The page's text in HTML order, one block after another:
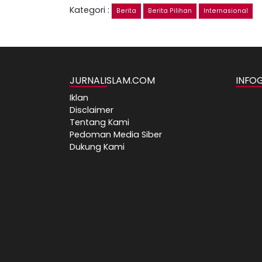
Kategori :
Berita Berita Pilihan Internasional
JURNALISLAM.COM
Iklan
Disclaimer
Tentang Kami
Pedoman Media Siber
Dukung Kami